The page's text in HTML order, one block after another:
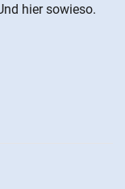
hier sowieso.